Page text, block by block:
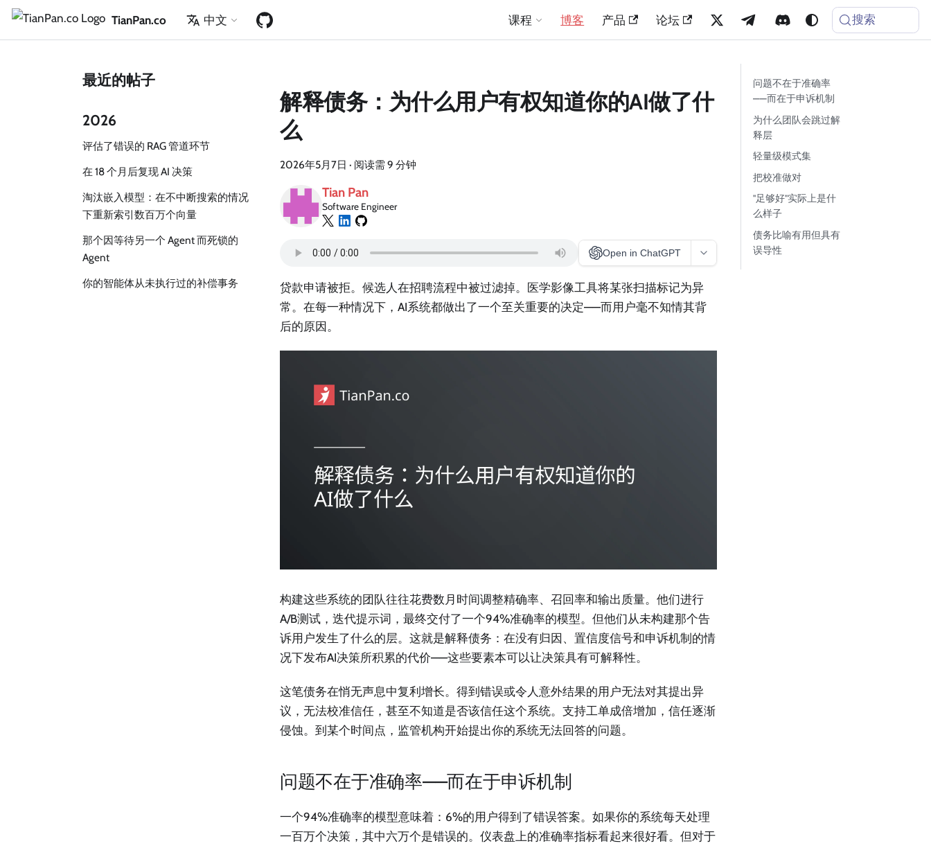
TianPan.co 中文 课程 博客 产品 论坛 搜索
最近的帖子
2026
评估了错误的 RAG 管道环节
在 18 个月后复现 AI 决策
淘汰嵌入模型：在不中断搜索的情况
下重新索引数百万个向量
那个因等待另一个 Agent 而死锁的
Agent
你的智能体从未执行过的补偿事务
解释债务：为什么用户有权知道你的AI做了什
么
2026年5月7日 · 阅读需 9 分钟
Tian Pan
Software Engineer
Open in ChatGPT
贷款申请被拒。候选人在招聘流程中被过滤掉。医学影像工具将某张扫描标记为异
常。在每一种情况下，AI系统都做出了一个至关重要的决定——而用户毫不知情其背
后的原因。
构建这些系统的团队往往花费数月时间调整精确率、召回率和输出质量。他们进行
A/B测试，迭代提示词，最终交付了一个94%准确率的模型。但他们从未构建那个告
诉用户发生了什么的层。这就是解释债务：在没有归因、置信度信号和申诉机制的情
况下发布AI决策所积累的代价——这些要素本可以让决策具有可解释性。
这笔债务在悄无声息中复利增长。得到错误或令人意外结果的用户无法对其提出异
议，无法校准信任，甚至不知道是否该信任这个系统。支持工单成倍增加，信任逐渐
侵蚀。到某个时间点，监管机构开始提出你的系统无法回答的问题。
问题不在于准确率——而在于申诉机制
一个94%准确率的模型意味着：6%的用户得到了错误答案。如果你的系统每天处理
一百万个决策，其中六万个是错误的。仪表盘上的准确率指标看起来很好看。但对于
问题不在于准确率
——而在于申诉机制
为什么团队会跳过解
释层
轻量级模式集
把校准做对
"足够好"实际上是什
么样子
债务比喻有用但具有
误导性